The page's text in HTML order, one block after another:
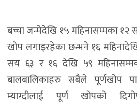
बच्चा जन्मेदेखि १५ महिनासम्मका
खोप लगाइरहेका छन्भने १६
सय ६३ र १६ देखि ५९
बालबालिकाहरु सबैले पूर्णखोप
म्याग्दीलाई पूर्ण खोपको